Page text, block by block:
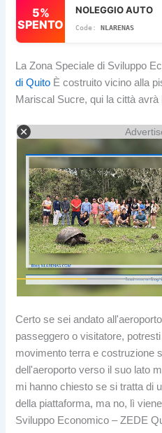
5%
SPENTO
NOLEGGIO AUTO
NLARENAS
La Zona Speciale di Sviluppo
di Quito È costruito vicino alla
Mariscal Sucre, qui la città
Certo se sei andato
passeggero o visitatore,
movimento terra e costruzione
dell'aeroporto verso il suo lato
mi hanno chiesto se si tratta di
della piattaforma, ma no, lì
Sviluppo Economico – ZEDE